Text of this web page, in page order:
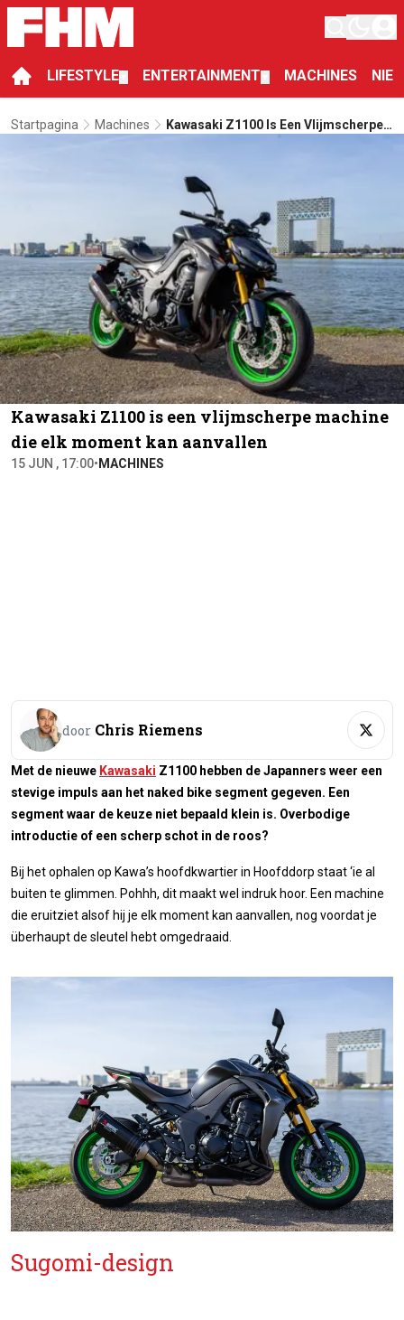
LIFESTYLE ENTERTAINMENT MACHINES
Startpagina Machines
Kawasaki Z1100 Is Een Vlijmscherpe
Kawasaki Z1100 is een vlijmscherpe machine
die elk moment kan aanvallen
15 JUN , 17:00• MACHINES
door Chris Riemens
Met de nieuwe Kawasaki Z1100 hebben de Japanners weer een
stevige impuls aan het naked bike segment gegeven. Een
segment waar de keuze niet bepaald klein is. Overbodige
introductie of een scherp schot in de roos?
Bij het ophalen op Kawa’s hoofdkwartier in Hoofddorp staat ‘ie al
buiten te glimmen. Pohhh, dit maakt wel indruk hoor. Een machine
die eruitziet alsof hij je elk moment kan aanvallen, nog voordat je
überhaupt de sleutel hebt omgedraaid.
Sugomi-design